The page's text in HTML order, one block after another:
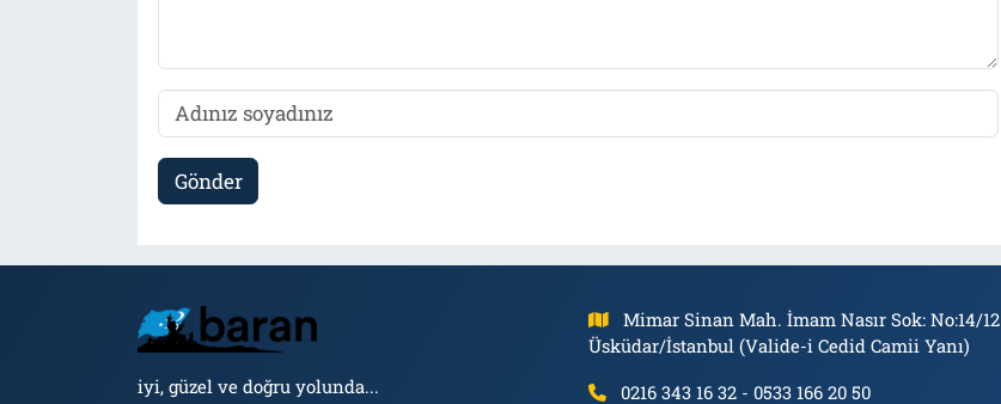
Gönder
iyi, güzel ve doğru yolunda...
Mimar Sinan Mah. İmam Nasır Sok: No:14/12
Üsküdar/İstanbul (Valide-i Cedid Camii Yanı)
0216 343 16 32 - 0533 166 20 50